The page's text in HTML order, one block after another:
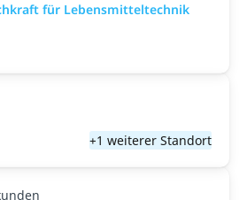
für Lebensmitteltechnik
+1 weiterer Standort